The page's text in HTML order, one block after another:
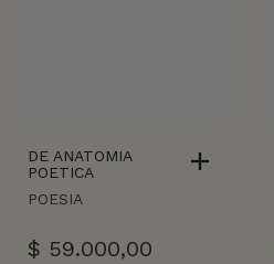
DE ANATOMIA
POETICA
POESIA
$ 59.000,00